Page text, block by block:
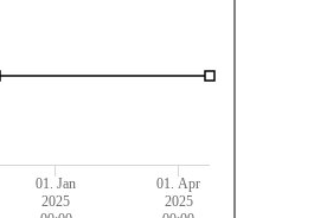
01. Jan
2025
01. Apr
2025